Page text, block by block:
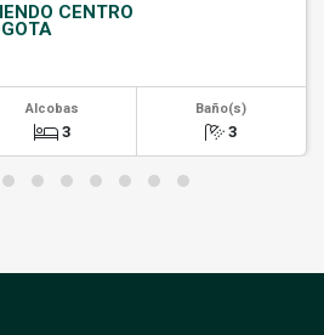
CENTRO
Alcobas
3
Baño(s)
3